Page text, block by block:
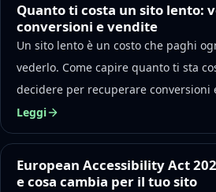
Quanto ti costa un sito lento:
conversioni e vendite
Un sito lento è un costo che paghi
vederlo. Come capire quanto ti sta
decidere per recuperare conversioni
Leggi
European Accessibility Act
e cosa cambia per il tuo sito